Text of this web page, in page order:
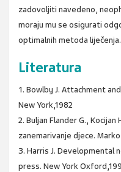
zadovoljiti navedeno,
moraju mu se osigurati
optimalnih metoda liječenja.
Literatura
1. Bowlby J. Attachment
New York,1982
2. Buljan Flander G.,
zanemarivanje djece.
3. Harris J. Developmental
press. New York